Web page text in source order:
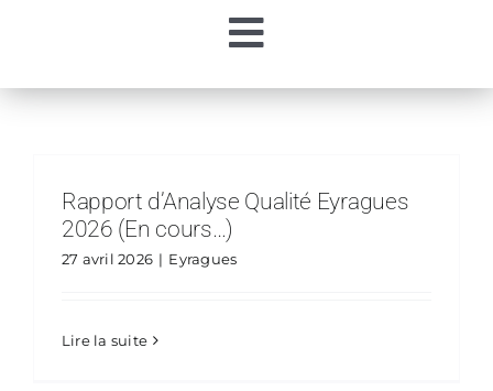
Toggle
Navigation
Mon Eau
Rapport d’Analyse Qualité Eyragues
2026 (En cours…)
27 avril 2026 | Eyragues
Lire la suite